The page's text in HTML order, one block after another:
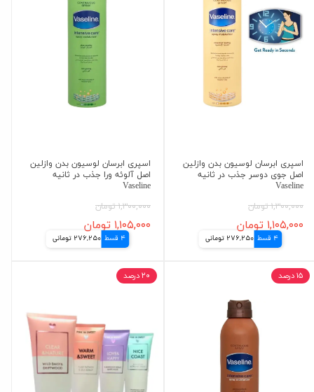
اسپری ابرسان لوسیون بدن وازلین
اصل جوی دوسر جذب در ثانیه
Vaseline
۱,۳۰۰,۰۰۰ تومان
۱,۱۰۵,۰۰۰ تومان
4 قسط 276,250 تومانی
اسپری ابرسان لوسیون بدن وازلین
اصل آلوئه ورا جذب در ثانیه
Vaseline
۱,۳۰۰,۰۰۰ تومان
۱,۱۰۵,۰۰۰ تومان
4 قسط 276,250 تومانی
۱۵ درصد ۲۰ درصد